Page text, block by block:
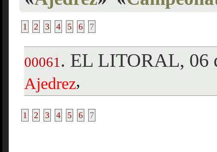
1 2 3 4 5 6 7
00061 . EL LITORAL, 06
Ajedrez,
1 2 3 4 5 6 7